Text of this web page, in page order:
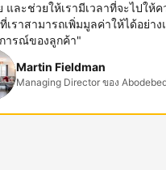
และช่วยให้เรามีเวลาที่จะไปให้
เราสามารถเพิ่มมูลค่าให้ได้อย่าง
ารณ์ของลูกค้า"
Martin Fieldman
Managing Director ของ